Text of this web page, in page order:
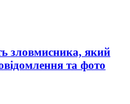
зловмисника, який
та фото